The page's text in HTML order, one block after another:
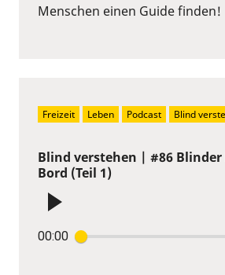
Menschen einen Guide
Blind verstehen | #86 Blinder
Bord (Teil 1)
00:00
Freizeit Leben Podcast Blind